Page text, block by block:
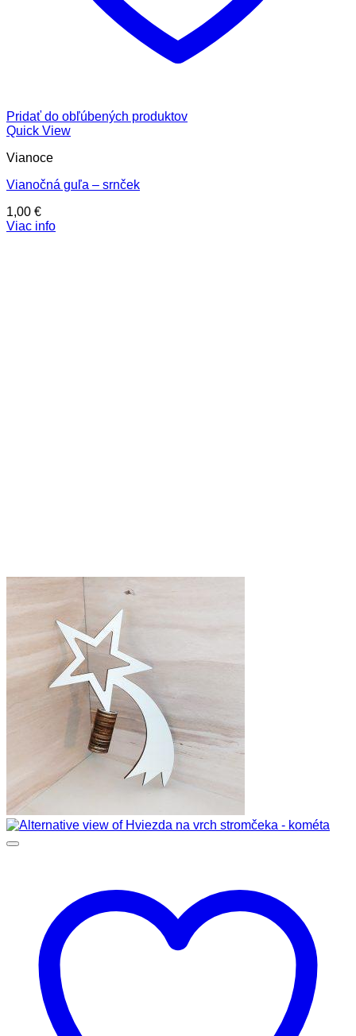
Pridať do obľúbených produktov
Quick View
Vianoce
Vianočná guľa – srnček
1,00 €
Viac info